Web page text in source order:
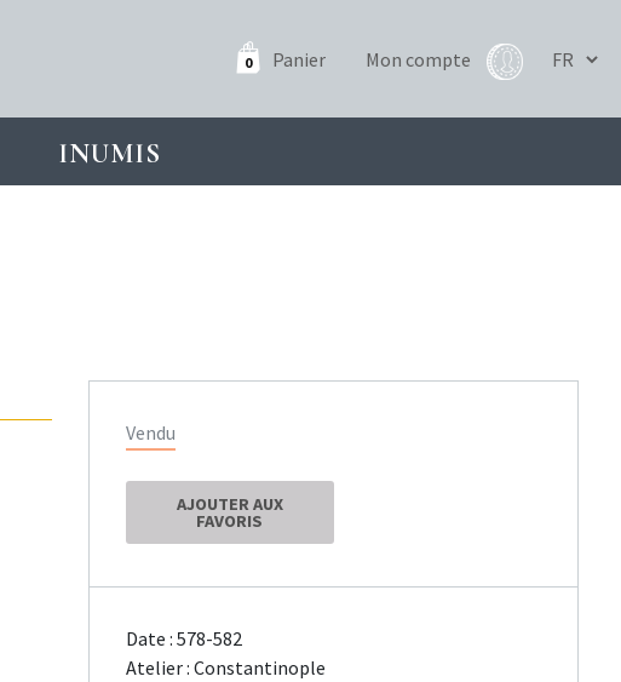
0 Panier Mon compte
INUMIS
Vendu
AJOUTER AUX
FAVORIS
Date : 578-582
Atelier : Constantinople